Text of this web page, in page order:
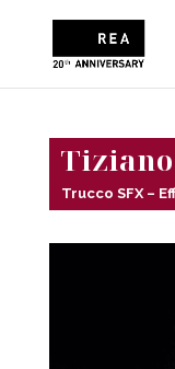
Trucco SFX –